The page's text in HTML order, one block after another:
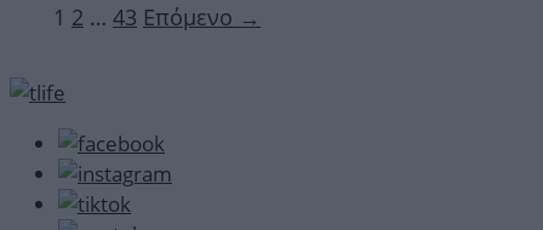
Σελίδα
1 Σελίδα
2 … Σελίδα
43 Επόμενο →